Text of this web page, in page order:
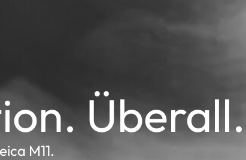
Überall.
M11.